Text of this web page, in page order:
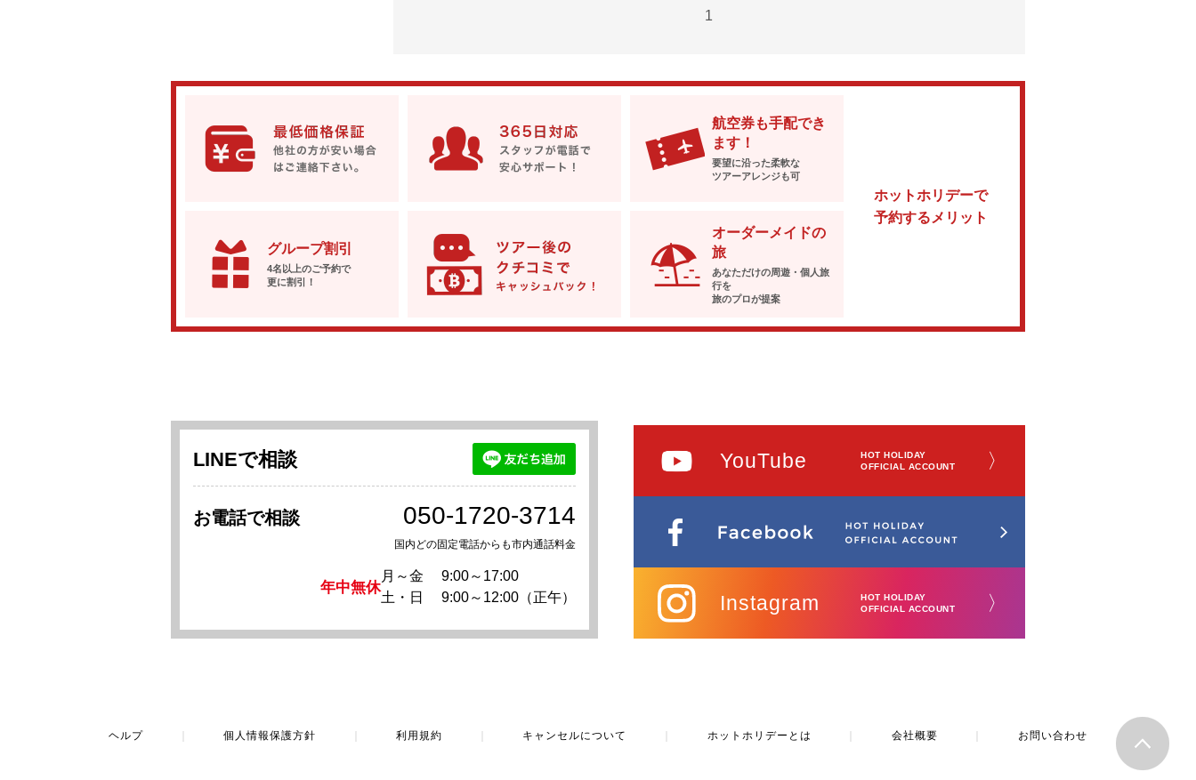
1
ホットホリデーで
予約するメリット
航空券も手配でき
ます！
要望に沿った柔軟な
ツアーアレンジも可
グループ割引
4名以上のご予約で
更に割引！
オーダーメイドの
旅
あなただけの周遊・個人旅
行を
旅のプロが提案
LINEで相談
お電話で相談 050-1720-3714
国内どの固定電話からも市内通話料金
年中無休
月～金
9:00～17:00
土・日
9:00～12:00（正午）
YouTube
HOT HOLIDAY
OFFICIAL ACCOUNT
〉
Instagram
HOT HOLIDAY
OFFICIAL ACCOUNT
〉
ヘルプ 個人情報保護方針 利用規約 キャンセルについて ホットホリデーとは 会社概要 お問い合わせ